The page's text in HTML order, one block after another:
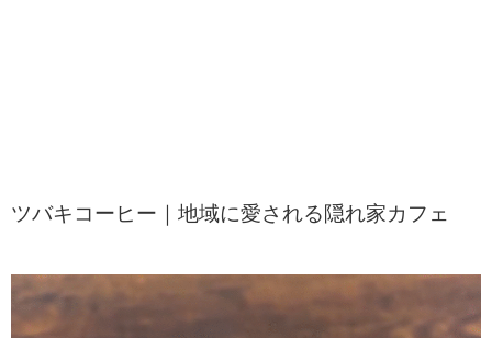
ツバキコーヒー｜地域に愛される隠れ家カフェ